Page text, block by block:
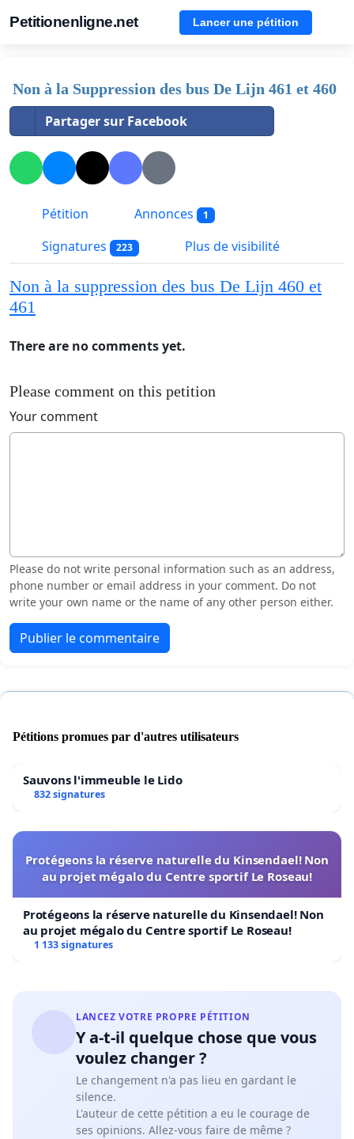
Petitionenligne.net Lancer une pétition
Non à la Suppression des bus De Lijn 461 et 460
Partager sur Facebook
Pétition Annonces 1
Signatures 223 Plus de visibilité
Non à la suppression des bus De Lijn 460 et
461
There are no comments yet.
Please comment on this petition
Your comment
Please do not write personal information such as an address,
phone number or email address in your comment. Do not
write your own name or the name of any other person either.
Publier le commentaire
Pétitions promues par d'autres utilisateurs
Sauvons l'immeuble le Lido
832 signatures
Protégeons la réserve naturelle du Kinsendael! Non
au projet mégalo du Centre sportif Le Roseau!
Protégeons la réserve naturelle du Kinsendael! Non
au projet mégalo du Centre sportif Le Roseau!
1 133 signatures
LANCEZ VOTRE PROPRE PÉTITION
Y a-t-il quelque chose que vous
voulez changer ?
Le changement n'a pas lieu en gardant le
silence.
L'auteur de cette pétition a eu le courage de
ses opinions. Allez-vous faire de même ?